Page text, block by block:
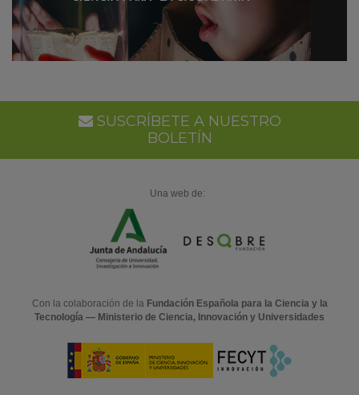
SUSCRÍBETE A NUESTRO
BOLETÍN
Una web de:
Con la colaboración de la Fundación Española para la Ciencia y la
Tecnología — Ministerio de Ciencia, Innovación y Universidades